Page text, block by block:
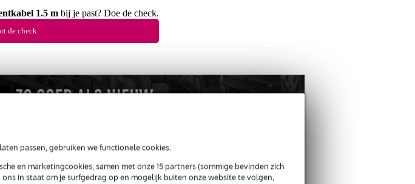
passen, gebruiken we functionele cookies.
en marketingcookies, samen met onze 15 partners (sommige bevinden zich
in staat om je surfgedrag op en mogelijk buiten onze website te volgen,
1.5 mbij je past? Doe de check.
de check